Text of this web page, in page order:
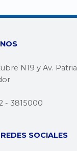
N19 y Av. Patria
- 3815000
SOCIALES